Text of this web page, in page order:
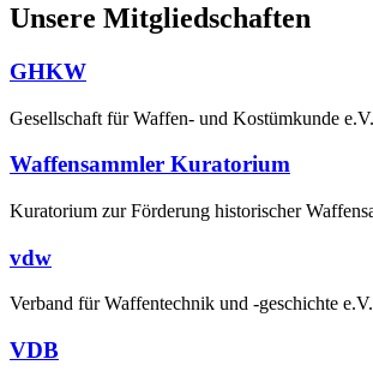
Unsere Mitgliedschaften
GHKW
Gesellschaft für Waffen- und Kostümkunde e.V.
Waffensammler Kuratorium
Kuratorium zur Förderung historischer
vdw
Verband für Waffentechnik und -geschichte e.V.
VDB